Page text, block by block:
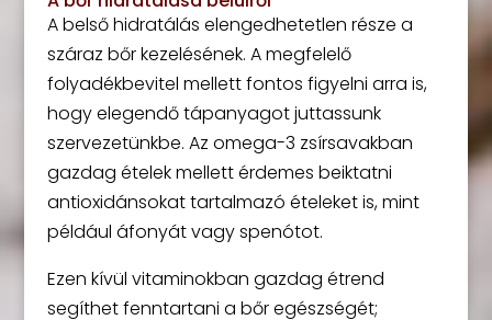
A belső hidratálás elengedhetetlen része a
száraz bőr kezelésének. A megfelelő
folyadékbevitel mellett fontos figyelni arra is,
hogy elegendő tápanyagot juttassunk
szervezetünkbe. Az omega-3 zsírsavakban
gazdag ételek mellett érdemes beiktatni
antioxidánsokat tartalmazó ételeket is, mint
például áfonyát vagy spenótot.
Ezen kívül vitaminokban gazdag étrend
segíthet fenntartani a bőr egészségét;